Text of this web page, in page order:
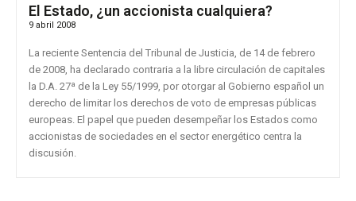
El Estado, ¿un accionista cualquiera?
9 abril 2008
La reciente Sentencia del Tribunal de Justicia, de 14 de febrero
de 2008, ha declarado contraria a la libre circulación de capitales
la D.A. 27ª de la Ley 55/1999, por otorgar al Gobierno español un
derecho de limitar los derechos de voto de empresas públicas
europeas. El papel que pueden desempeñar los Estados como
accionistas de sociedades en el sector energético centra la
discusión.